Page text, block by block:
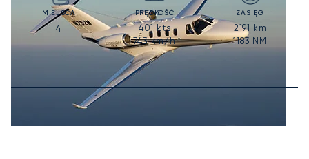
MIEJSCA
4
PRĘDKOŚĆ
401kts
743km/h
ZASIĘG
2191 km
1183 NM